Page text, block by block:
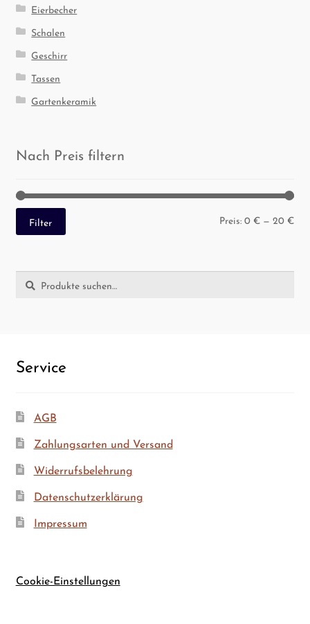
Eierbecher
Schalen
Geschirr
Tassen
Gartenkeramik
Nach Preis filtern
Filter Preis:0 € —20 €
Suche
nach:
Suche
Ser­vice
AGB
Zah­lungs­ar­ten und Versand
Wider­rufs­be­leh­rung
Daten­schutz­er­klä­rung
Impres­sum
Cookie-Einstellungen